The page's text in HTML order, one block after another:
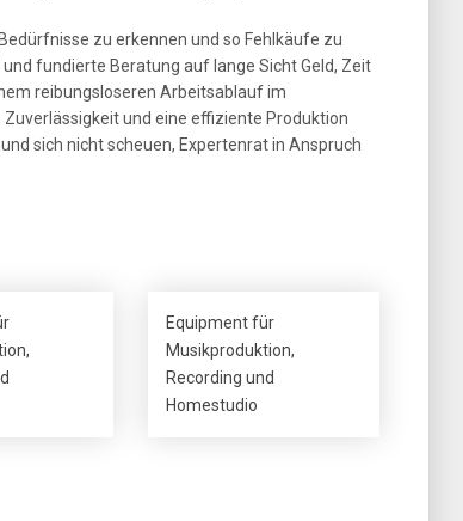
zu erkennen und so Fehlkäufe zu
fundierte Beratung auf lange Sicht Geld, Zeit
reibungsloseren Arbeitsablauf im
und eine effiziente Produktion
sich nicht scheuen, Expertenrat in Anspruch
Equipment für
Musikproduktion,
Recording und
Homestudio